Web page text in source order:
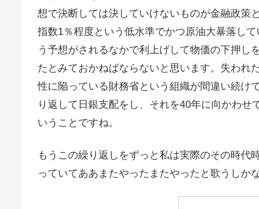
想で決断しては決していけないものが金融政策
指数1％程度という低水準でかつ原油大暴落し
う予想がされるなかで利上げして物価の下押し
たとみておかねばならないと思います。失われ
性に陥っている財務省という組織が間違い続け
り返して日銀支配をし、それを40年に向かわせ
いうことですね。
もうこの繰り返しをずっと私は実際のその時代
っていてああまたやったまたやったと歌うしか